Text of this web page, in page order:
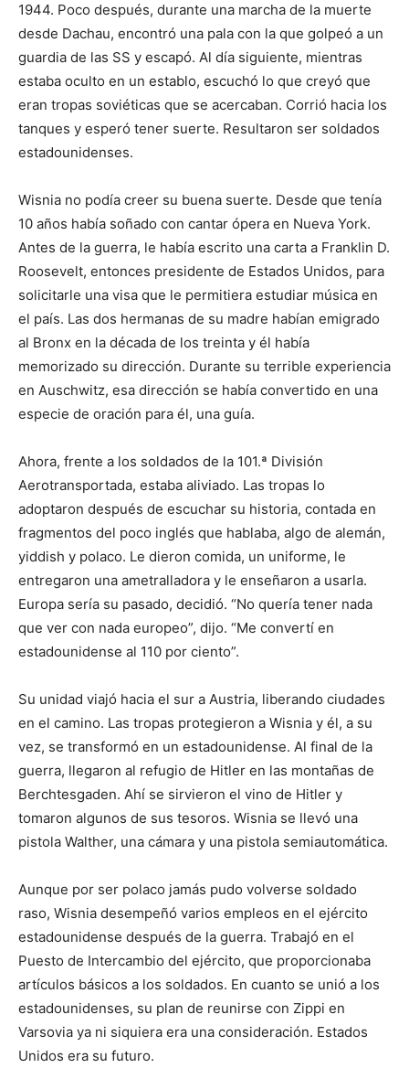
1944. Poco después, durante una marcha de la muerte
desde Dachau, encontró una pala con la que golpeó a un
guardia de las SS y escapó. Al día siguiente, mientras
estaba oculto en un establo, escuchó lo que creyó que
eran tropas soviéticas que se acercaban. Corrió hacia los
tanques y esperó tener suerte. Resultaron ser soldados
estadounidenses.
Wisnia no podía creer su buena suerte. Desde que tenía
10 años había soñado con cantar ópera en Nueva York.
Antes de la guerra, le había escrito una carta a Franklin D.
Roosevelt, entonces presidente de Estados Unidos, para
solicitarle una visa que le permitiera estudiar música en
el país. Las dos hermanas de su madre habían emigrado
al Bronx en la década de los treinta y él había
memorizado su dirección. Durante su terrible experiencia
en Auschwitz, esa dirección se había convertido en una
especie de oración para él, una guía.
Ahora, frente a los soldados de la 101.ª División
Aerotransportada, estaba aliviado. Las tropas lo
adoptaron después de escuchar su historia, contada en
fragmentos del poco inglés que hablaba, algo de alemán,
yiddish y polaco. Le dieron comida, un uniforme, le
entregaron una ametralladora y le enseñaron a usarla.
Europa sería su pasado, decidió. “No quería tener nada
que ver con nada europeo”, dijo. “Me convertí en
estadounidense al 110 por ciento”.
Su unidad viajó hacia el sur a Austria, liberando ciudades
en el camino. Las tropas protegieron a Wisnia y él, a su
vez, se transformó en un estadounidense. Al final de la
guerra, llegaron al refugio de Hitler en las montañas de
Berchtesgaden. Ahí se sirvieron el vino de Hitler y
tomaron algunos de sus tesoros. Wisnia se llevó una
pistola Walther, una cámara y una pistola semiautomática.
Aunque por ser polaco jamás pudo volverse soldado
raso, Wisnia desempeñó varios empleos en el ejército
estadounidense después de la guerra. Trabajó en el
Puesto de Intercambio del ejército, que proporcionaba
artículos básicos a los soldados. En cuanto se unió a los
estadounidenses, su plan de reunirse con Zippi en
Varsovia ya ni siquiera era una consideración. Estados
Unidos era su futuro.